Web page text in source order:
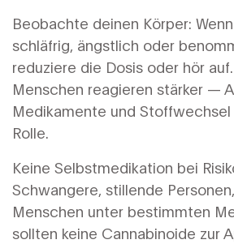
Beobachte deinen Körper:
schläfrig, ängstlich oder
reduziere die Dosis oder hör
Menschen reagieren stärker —
Medikamente und
Rolle.
Keine Selbstmedikation bei
Schwangere, stillende
Menschen unter bestimmten
sollten keine Cannabinoide zur